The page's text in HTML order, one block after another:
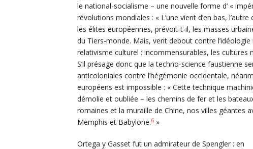
le national-socialisme – une nouvelle forme d’ «
révolutions mondiales : « L’une vient d’en bas,
les élites européennes, prévoit-t-il, les masses
du Tiers-monde. Mais, vent debout contre
relativisme culturel : incommensurables, les cultures
S’il présage donc que la techno-science faustienne
anticoloniales contre l’hégémonie occidentale,
européens est impossible : « Cette technique
démolie et oubliée – les chemins de fer et les
romaines et la muraille de Chine, nos villes géantes
Memphis et Babylone.6 »
Ortega y Gasset fut un admirateur de Spengler : en